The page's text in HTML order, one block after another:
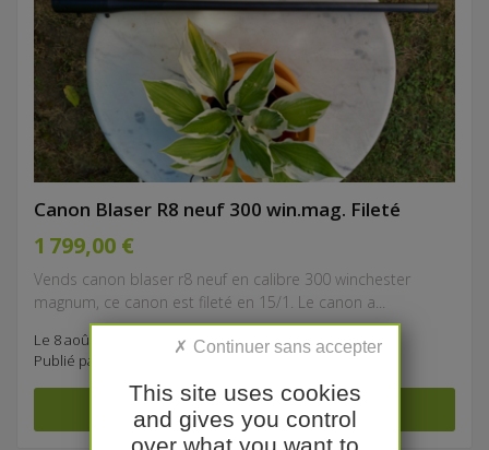
Canon Blaser R8 neuf 300 win.mag. Fileté
1 799,00 €
Vends canon blaser r8 neuf en calibre 300 winchester
magnum, ce canon est fileté en 15/1. Le canon a...
Le 8 août à 20:53
Publié par
This site uses cookies
and gives you control
over what you want to